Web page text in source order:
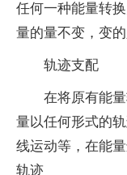
任何一种能量转
量的量不变，变
轨迹支配
在将原有能
量以任何形式的
线运动等，在能
轨迹